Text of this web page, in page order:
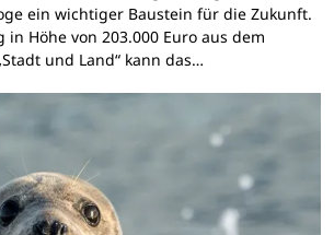
ein wichtiger Baustein für die Zukunft.
Höhe von 203.000 Euro aus dem
und Land“ kann das…